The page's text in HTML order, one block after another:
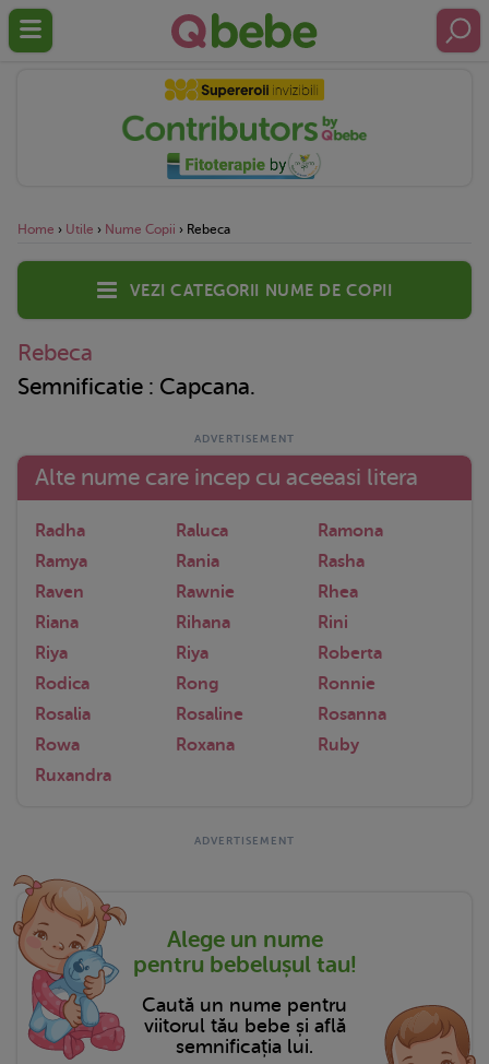
Home › Utile › Nume Copii › Rebeca
Vezi categorii nume de copii
Rebeca
Semnificatie : Capcana.
Alte nume care incep cu aceeasi litera
Radha Raluca
Ramona
Ramya
Rania
Rasha
Raven
Rawnie
Rhea
Riana
Rihana
Rini
Riya
Riya
Roberta
Rodica
Rong
Ronnie
Rosalia
Rosaline
Rosanna
Rowa
Roxana
Ruby
Ruxandra
Alege un nume
pentru bebelușul tau!
Caută un nume pentru
viitorul tău bebe și află
semnificația lui.